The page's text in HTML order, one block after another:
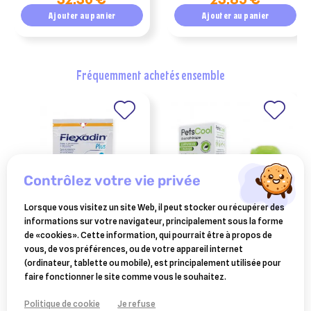
Ajouter au panier Ajouter au panier
fréquemment achetés ensemble
VÉTOQUINOL
flexadin plus mini 1 à 10 kg
chats et petits chiens 30
bouchés23,40 €
AXIENCE
petscool diffuseur +
recharge 40 ml
33,24 €
contrôlez votre vie privée
Lorsque vous visitez un site Web, il peut stocker ou récupérer des
informations sur votre navigateur, principalement sous la forme
de «cookies». Cette information, qui pourrait être à propos de
vous, de vos préférences, ou de votre appareil internet
(ordinateur, tablette ou mobile), est principalement utilisée pour
faire fonctionner le site comme vous le souhaitez.
Politique de cookie Je refuse